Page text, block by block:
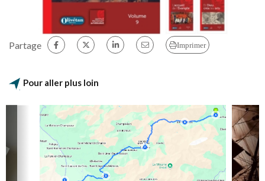
Partage Imprimer
Pour aller plus loin